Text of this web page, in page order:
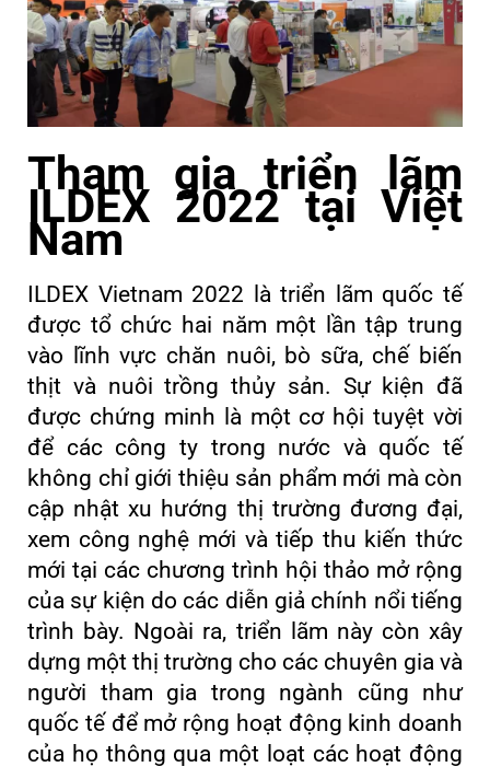
Tham gia triển lãm
ILDEX 2022 tại Việt
Nam
ILDEX Vietnam 2022 là triển lãm quốc tế
được tổ chức hai năm một lần tập trung
vào lĩnh vực chăn nuôi, bò sữa, chế biến
thịt và nuôi trồng thủy sản. Sự kiện đã
được chứng minh là một cơ hội tuyệt vời
để các công ty trong nước và quốc tế
không chỉ giới thiệu sản phẩm mới mà còn
cập nhật xu hướng thị trường đương đại,
xem công nghệ mới và tiếp thu kiến ​​thức
mới tại các chương trình hội thảo mở rộng
của sự kiện do các diễn giả chính nổi tiếng
trình bày. Ngoài ra, triển lãm này còn xây
dựng một thị trường cho các chuyên gia và
người tham gia trong ngành cũng như
quốc tế để mở rộng hoạt động kinh doanh
của họ thông qua một loạt các hoạt động